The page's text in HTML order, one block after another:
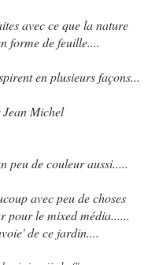
avec ce que la nature
forme de feuille....
en plusieurs façons...
Michel
peu de couleur aussi.....
avec peu de choses
pour le mixed média......
de ce jardin....